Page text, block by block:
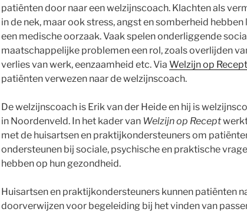
patiënten door naar een welzijnscoach. Klachten als
in de nek, maar ook stress, angst en somberheid
een medische oorzaak. Vaak spelen onderliggende
maatschappelijke problemen een rol, zoals overlijden
verlies van werk, eenzaamheid etc. Via Welzijn op Recept
patiënten verwezen naar de welzijnscoach.
De welzijnscoach is Erik van der Heide en hij is
in Noordenveld. In het kader van Welzijn op Recept
met de huisartsen en praktijkondersteuners om
ondersteunen bij sociale, psychische en praktische
hebben op hun gezondheid.
Huisartsen en praktijkondersteuners kunnen patiënten
doorverwijzen voor begeleiding bij het vinden van